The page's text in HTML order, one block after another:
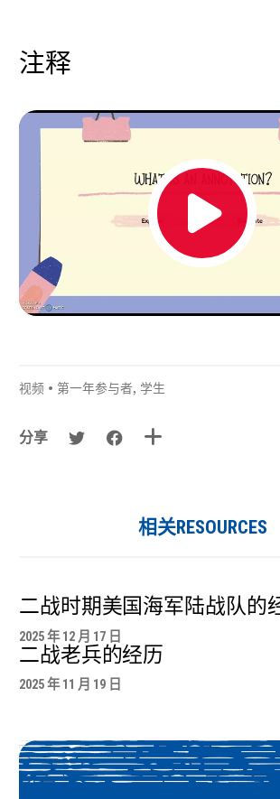
注释
视频 • 第一年参与者, 学生
分享
相关RESOURCES
二战时期美国海军陆战队的
2025 年 12 月 17 日
二战老兵的经历
2025 年 11 月 19 日